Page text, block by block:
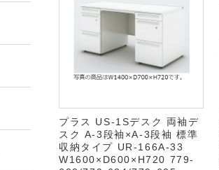
プラス US-1Sデスク 両袖デ
スク A-3段袖×A-3段袖 標準
収納タイプ UR-166A-33
W1600×D600×H720 779-